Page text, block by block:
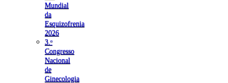
Mundial
da
Esquizofrenia
2026
3.ᵒ
Congresso
Nacional
de
Ginecologia